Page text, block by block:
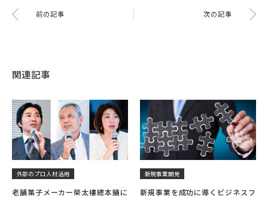
前の記事 次の記事
関連記事
外部のプロ人材活用
老舗菓子メーカー榮太樓總本鋪に
新規事業開発
新規事業を成功に導くビジネスフ